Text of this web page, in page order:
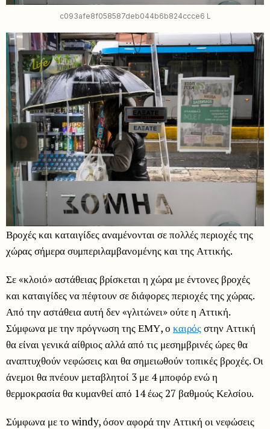
c093afe8f058587deb044b6b824ccce6 L
Βροχές και καταιγίδες αναμένονται σε πολλές περιοχές της
χώρας σήμερα συμπεριλαμβανομένης και της Αττικής.
Σε «κλοιό» αστάθειας βρίσκεται η χώρα με έντονες βροχές
και καταιγίδες να πέφτουν σε διάφορες περιοχές της χώρας.
Από την αστάθεια αυτή δεν «γλιτώνει» ούτε η Αττική.
Σύμφωνα με την πρόγνωση της ΕΜΥ, ο καιρόςστην Αττική
θα είναι γενικά αίθριος αλλά από τις μεσημβρινές ώρες θα
αναπτυχθούν νεφώσεις και θα σημειωθούν τοπικές βροχές. Οι
άνεμοι θα πνέουν μεταβλητοί 3 με 4 μποφόρ ενώ η
θερμοκρασία θα κυμανθεί από 14 έως 27 βαθμούς Κελσίου.
Σύμφωνα με το windy, όσον αφορά την Αττική οι νεφώσεις